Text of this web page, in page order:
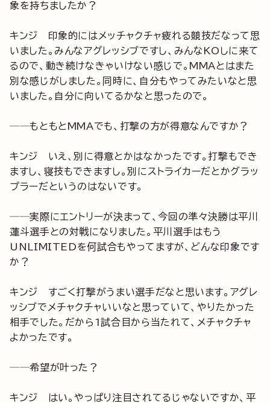
象を持ちましたか？
キンジ 印象的にはメッチャクチャ疲れる競技だなって思
いました。みんなアグレッシブですし、みんなKOしに来て
るので、動き続けなきゃいけない感じで。MMAとはまた
別な感じがしました。同時に、自分もやってみたいなと思
いました。自分に向いてるかなと思ったので。
──もともとMMAでも、打撃の方が得意なんですか？
キンジ いえ、別に得意とかはなかったです。打撃もでき
ますし、寝技もできますし。別にストライカーだとかグラッ
プラーだというのはないです。
──実際にエントリーが決まって、今回の準々決勝は平川
蓮斗選手との対戦になりました。平川選手はもう
UNLIMITEDを何試合もやってますが、どんな印象です
か？
キンジ すごく打撃がうまい選手だなと思います。アグレ
ッシブでメチャクチャいいなと思っていて、やりたかった
相手でした。だから1試合目から当たれて、メチャクチャ
よかったです。
──希望が叶った？
キンジ はい。やっぱり注目されてるじゃないですか、平